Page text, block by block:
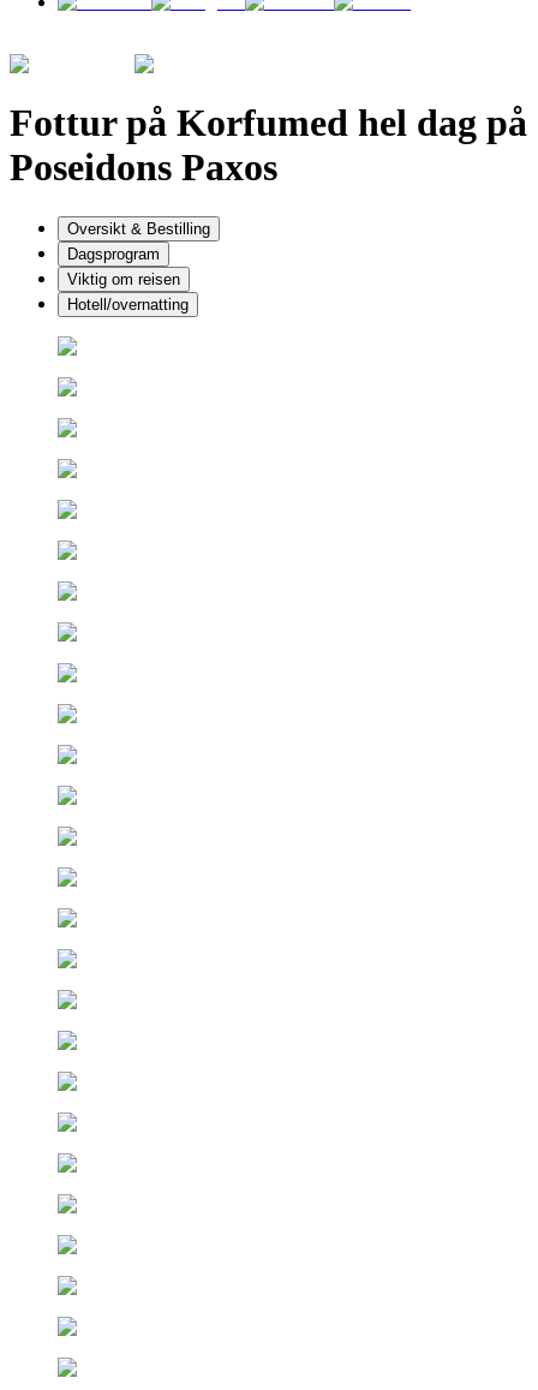
Fottur på Korfumed hel dag på
Poseidons Paxos
Oversikt & Bestilling
Dagsprogram
Viktig om reisen
Hotell/overnatting